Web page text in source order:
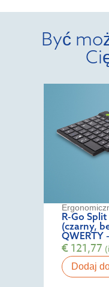
Być
R-Go
(czarny,
QWERTY
€121,77
Dodaj